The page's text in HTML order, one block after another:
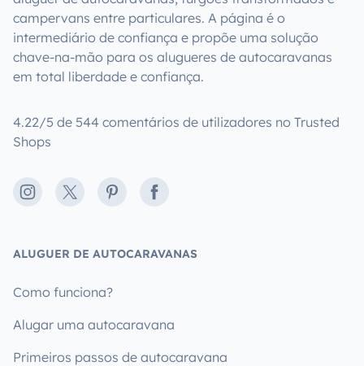
campervans entre particulares. A página é o
intermediário de confiança e propõe uma solução
chave-na-mão para os alugueres de autocaravanas
em total liberdade e confiança.
4.22/5 de 544 comentários de utilizadores no Trusted
Shops
Instagram
X PinterestFacebook
ALUGUER DE AUTOCARAVANAS
Como funciona?
Alugar uma autocaravana
Primeiros passos de autocaravana